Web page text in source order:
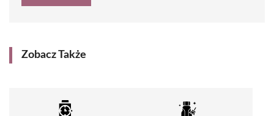
Zobacz Także